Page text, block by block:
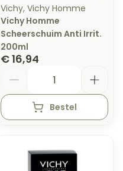
Vichy, Vichy Homme
Vichy Homme
Scheerschuim Anti Irrit.
200ml
€ 16,94
Bestel